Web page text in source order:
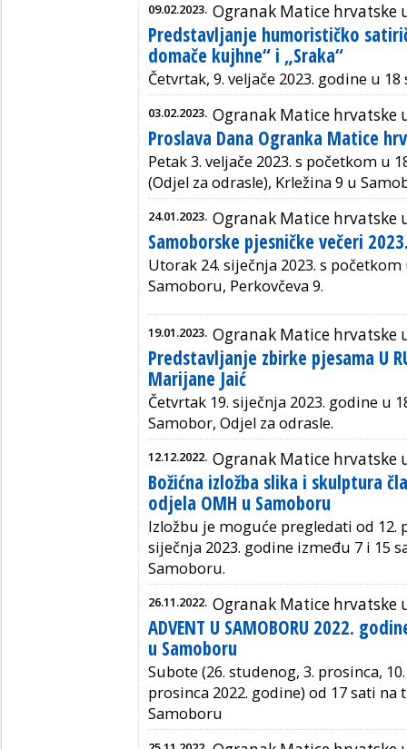
09.02.2023. Ogranak Matice hrvatske
Predstavljanje humorističko
domače kujhne“ i „Sraka“
Četvrtak, 9. veljače 2023. godine u
03.02.2023. Ogranak Matice hrvatske
Proslava Dana Ogranka Matice
Petak 3. veljače 2023. s početkom u
(Odjel za odrasle), Krležina 9 u
24.01.2023. Ogranak Matice hrvatske
Samoborske pjesničke večeri
Utorak 24. siječnja 2023. s
Samoboru, Perkovčeva 9.
19.01.2023. Ogranak Matice hrvatske
Predstavljanje zbirke pjesama U
Marijane Jaić
Četvrtak 19. siječnja 2023. godine u
Samobor, Odjel za odrasle.
12.12.2022. Ogranak Matice hrvatske
Božićna izložba slika i skulptura
odjela OMH u Samoboru
Izložbu je moguće pregledati od 12.
siječnja 2023. godine između 7 i 15
Samoboru.
26.11.2022. Ogranak Matice hrvatske
ADVENT U SAMOBORU 2022.
u Samoboru
Subote (26. studenog, 3. prosinca,
prosinca 2022. godine) od 17 sati
Samoboru